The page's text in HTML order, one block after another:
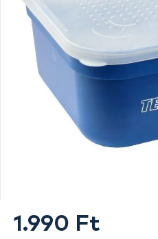
1.990 Ft